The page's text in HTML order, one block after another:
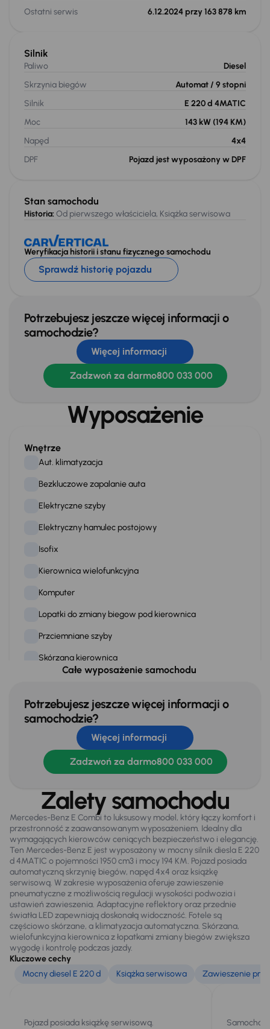
Ostatni serwis
6.12.2024 przy 163 878 km
Stan samochodu
Historia:Od pierwszego właściciela, Książka serwisowa
Weryfikacja historii i stanu fizycznego samochodu
Sprawdź historię pojazdu
Silnik
Paliwo
Diesel
Skrzynia biegów
Automat / 9 stopni
Silnik
E 220 d 4MATIC
Moc
143 kW (194 KM)
Napęd
4x4
DPF
Pojazd jest wyposażony w DPF
Potrzebujesz jeszcze więcej informacji o
samochodzie?
Więcej informacji
Zadzwoń za darmo800 033 000
Wyposażenie
Wnętrze
Aut. klimatyzacja
Bezkluczowe zapalanie auta
Elektryczne szyby
Elektryczny hamulec postojowy
Isofix
Kierownica wielofunkcyjna
Komputer
Lopatki do zmiany biegow pod kierownica
Przciemniane szyby
Skórzana kierownica
Stop Start systém
Tempomat
WSP. KIEROWNICY
Zamek centralny
Na zewnątrz
Automatyczne swiatla dzienne
Bezkluczowe otwieranie auta
Czujniki parkowania prz. i tył
Dzienne swiatla LED
El. otwierany bagażnik
Elektr. składane lusterka
Elektryczne lusterka
Oryginalne Alufelgi
Relingi dachowe
Całe wyposażenie samochodu
Potrzebujesz jeszcze więcej informacji o
samochodzie?
Więcej informacji
Zadzwoń za darmo800 033 000
Zalety samochodu
Mercedes-Benz E Combi to luksusowy model, który łączy komfort i
przestronność z zaawansowanym wyposażeniem. Idealny dla
wymagających kierowców ceniących bezpieczeństwo i elegancję.
Ten Mercedes-Benz E jest wyposażony w mocny silnik diesla E 220
d 4MATIC o pojemności 1950 cm3 i mocy 194 KM. Pojazd posiada
automatyczną skrzynię biegów, napęd 4x4 oraz książkę
serwisową. W zakresie wyposażenia oferuje zawieszenie
pneumatyczne z możliwością regulacji wysokości podwozia i
ustawień zawieszenia. Adaptacyjne reflektory oraz przednie
światła LED zapewniają doskonałą widoczność. Fotele są
częściowo skórzane, a klimatyzacja automatyczna. Skórzana,
wielofunkcyjna kierownica z łopatkami zmiany biegów zwiększa
wygodę i kontrolę podczas jazdy.
Kluczowe cechy
Mocny diesel E 220 d
Książka serwisowa Zawieszenie
Pojazd posiada książkę serwisową.
Samochód